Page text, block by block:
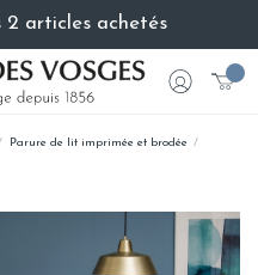
2 articles achetés
Parure de lit imprimée et brodée